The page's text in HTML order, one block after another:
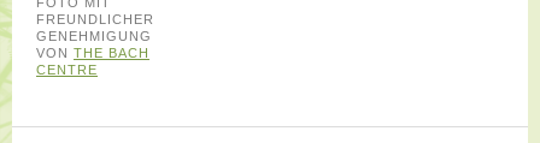
FREUNDLICHER
GENEHMIGUNG
VON THE BACH
CENTRE